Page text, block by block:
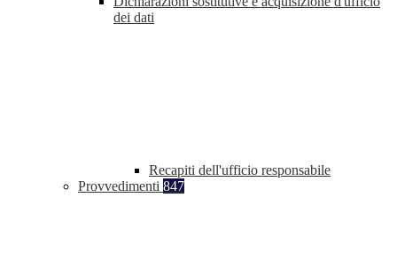
dei dati
Recapiti dell'ufficio responsabile
Provvedimenti 847